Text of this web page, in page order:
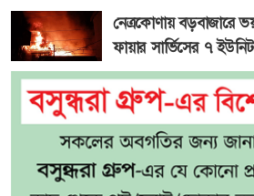
নেত্রকোণায় বড়বাজারে
ফায়ার সার্ভিসের ৭ ইউনিট